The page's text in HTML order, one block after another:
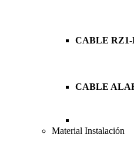
CABLE RZ1-
CABLE
Material Instalación